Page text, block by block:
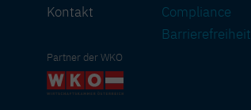
Kontakt
Partner der WKO
Compliance
Barriere­freiheit